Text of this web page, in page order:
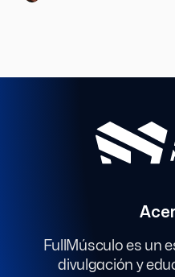
FullMúsculo es un
divulgación y